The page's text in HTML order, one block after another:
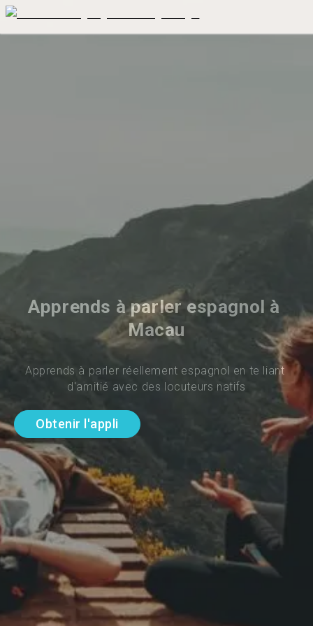
Apprends à parler espagnol à
Macau
Apprends à parler réellement espagnol en te liant
d'amitié avec des locuteurs natifs
Obtenir l'appli